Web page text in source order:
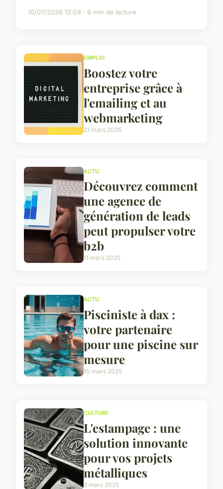
10/07/2026 12:04 · 9 min de lecture
EMPLOI
Boostez votre
entreprise grâce à
l'emailing et au
webmarketing
21 mars 2025
ACTU
Découvrez comment
une agence de
génération de leads
peut propulser votre
b2b
11 mars 2025
ACTU
Pisciniste à dax :
votre partenaire
pour une piscine sur
mesure
10 mars 2025
CULTURE
L'estampage : une
solution innovante
pour vos projets
métalliques
3 mars 2025